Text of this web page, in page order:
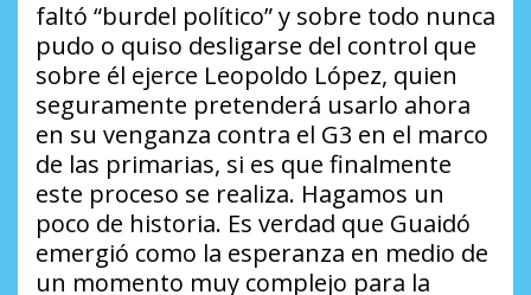
faltó “burdel político”y sobre todo nunca
pudo o quiso desligarse del control que
sobre él ejerce Leopoldo López, quien
seguramente pretenderá usarlo ahora
en su venganza contra el G3 en el marco
de las primarias, si es que finalmente
este proceso se realiza. Hagamos un
poco de historia. Es verdad que Guaidó
emergió como la esperanza en medio de
un momento muy complejo para la